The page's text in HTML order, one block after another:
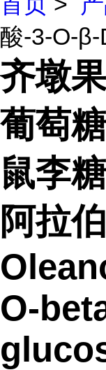
酸-3-O-
齐墩
葡萄
鼠李
阿拉
O-